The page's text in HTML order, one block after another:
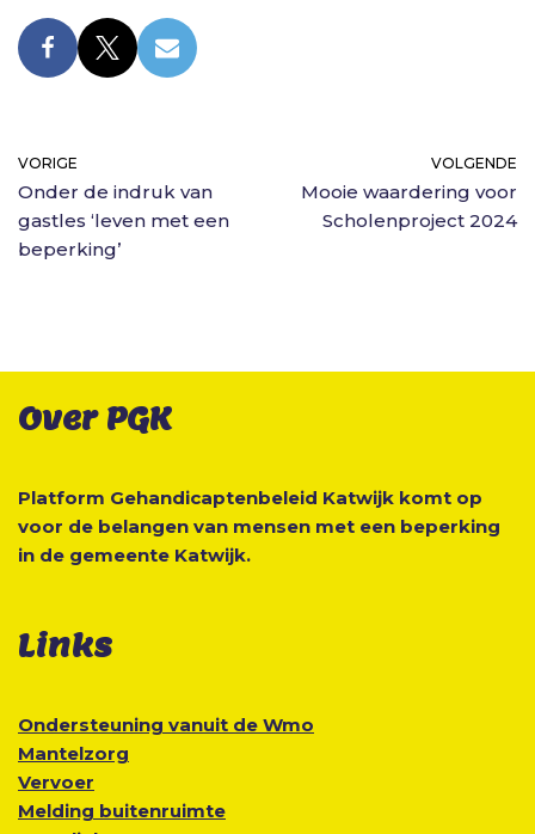
VORIGE
Onder de indruk van
gastles ‘leven met een
beperking’
VOLGENDE
Mooie waardering voor
Scholenproject 2024
Over PGK
Platform Gehandicaptenbeleid Katwijk komt op
voor de belangen van mensen met een beperking
in de gemeente Katwijk.
Links
Ondersteuning vanuit de Wmo
Mantelzorg
Vervoer
Melding buitenruimte